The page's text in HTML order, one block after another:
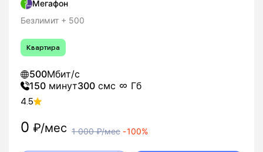
Мегафон
Безлимит + 500
Квартира
500Мбит/с
150 минут300 смс Гб
4.5
0 ₽/мес 1 000₽/мес -100%